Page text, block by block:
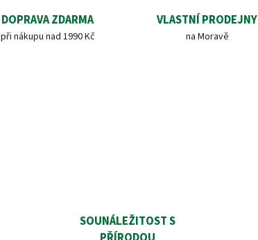
DOPRAVA ZDARMA
při nákupu nad 1990 Kč
VLASTNÍ PRODEJNY
na Moravě
SOUNÁLEŽITOST S